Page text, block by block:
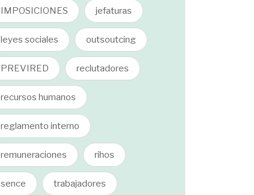
IMPOSICIONES jefaturas
leyes sociales outsoutcing
PREVIRED reclutadores
recursos humanos
reglamento interno
remuneraciones rihos
sence trabajadores